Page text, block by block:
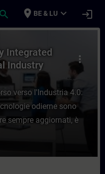
search place BE & LU expand_more login
alla Totally
more_vert
Integrated
Industry
verso l'Industria 4.0:
odierne sono
sempre aggiornati, è